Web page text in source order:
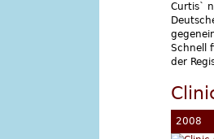
Curtis`
Schnell
der
2008